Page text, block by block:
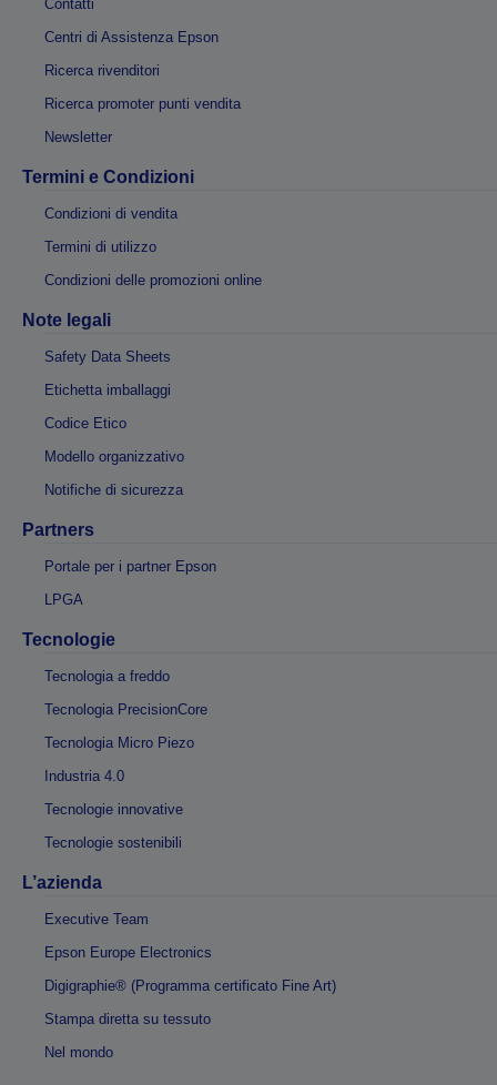
Contatti
Centri di Assistenza Epson
Ricerca rivenditori
Ricerca promoter punti vendita
Newsletter
Termini e Condizioni
Condizioni di vendita
Termini di utilizzo
Condizioni delle promozioni online
Note legali
Safety Data Sheets
Etichetta imballaggi
Codice Etico
Modello organizzativo
Notifiche di sicurezza
Partners
Portale per i partner Epson
LPGA
Tecnologie
Tecnologia a freddo
Tecnologia PrecisionCore
Tecnologia Micro Piezo
Industria 4.0
Tecnologie innovative
Tecnologie sostenibili
L’azienda
Executive Team
Epson Europe Electronics
Digigraphie® (Programma certificato Fine Art)
Stampa diretta su tessuto
Nel mondo